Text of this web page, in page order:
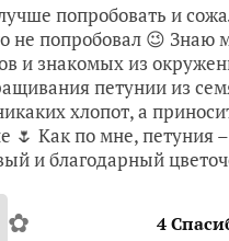
попробовать и
не попробовал 😉 Знаю
и знакомых из
петунии из
хлопот, а
🌷 Как по мне, петуния
и благодарный
✿ 4